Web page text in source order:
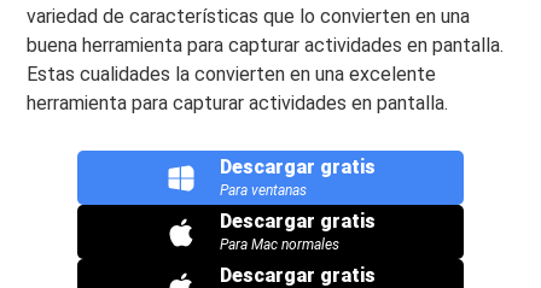
variedad de características que lo convierten en una
buena herramienta para capturar actividades en pantalla.
Estas cualidades la convierten en una excelente
herramienta para capturar actividades en pantalla.
Descargar gratis
Para ventanas
Descargar gratis
Para Mac normales
Descargar gratis